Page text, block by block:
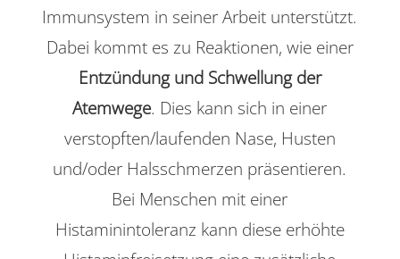
Immunsystem in seiner Arbeit unterstützt.
Dabei kommt es zu Reaktionen, wie einer
Entzündung und Schwellung der
Atemwege. Dies kann sich in einer
verstopften/laufenden Nase, Husten
und/oder Halsschmerzen präsentieren.
Bei Menschen mit einer
Histaminintoleranz kann diese erhöhte